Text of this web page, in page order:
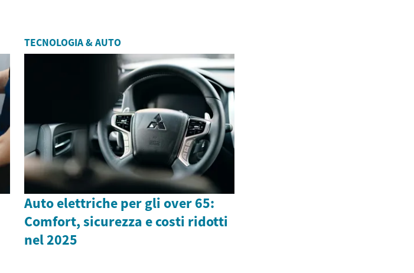
TECNOLOGIA & AUTO
Auto elettriche per gli over 65:
Comfort, sicurezza e costi ridotti
nel 2025